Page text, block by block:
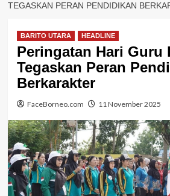
TEGASKAN PERAN PENDIDIKAN
BARITO UTARA HEADLINE
Peringatan Hari Guru
Tegaskan Peran
Berkarakter
FaceBorneo.com 11 November 2025